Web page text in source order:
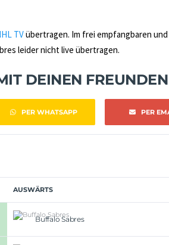
TVübertragen. Im frei empfangbaren und
leider nicht live übertragen.
DEINEN FREUNDEN
PER WHATSAPP PER
AUSWÄRTS
Buffalo Sabres